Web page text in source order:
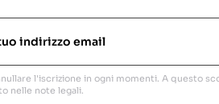
l'iscrizione in ogni momenti. A questo
nelle note legali.